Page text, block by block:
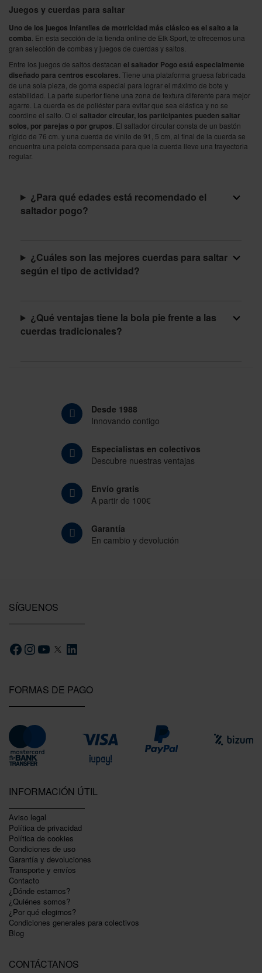
Juegos y cuerdas para saltar
Uno de los juegos infantiles de motricidad más clásico es el salto a la
comba . En esta sección de la tienda online de Elk Sport, te ofrecemos una
gran selección de combas y juegos de cuerdas y saltos.
Entre los juegos de saltos destacan el saltador Pogo está especialmente
diseñado para centros escolares . Tiene una plataforma gruesa fabricada
de una sola pieza, de goma especial para lograr el máximo de bote y
estabilidad. La parte superior tiene una zona de textura diferente para mejor
agarre. La cuerda es de poliéster para evitar que sea elástica y no se
coordine el salto. O el saltador circular, los participantes pueden saltar
solos, por parejas o por grupos . El saltador circular consta de un bastón
rígido de 76 cm. y una cuerda de vinilo de 91, 5 cm, al final de la cuerda se
encuentra una pelota compensada para que la cuerda lleve una trayectoria
regular.
¿Para qué edades está recomendado el
saltador pogo?
¿Cuáles son las mejores cuerdas para saltar
según el tipo de actividad?
¿Qué ventajas tiene la bola pie frente a las
cuerdas tradicionales?
Desde 1988
Innovando contigo
Especialistas en colectivos
Descubre nuestras ventajas
Envío gratis
A partir de 100€
Garantía
En cambio y devolución
FORMAS DE PAGO
INFORMACIÓN ÚTIL
Aviso legal
Política de privacidad
Polí­tica de cookies
Condiciones de uso
Garantí­a y devoluciones
Transporte y envíos
Contacto
¿Dónde estamos?
¿Quiénes somos?
¿Por qué elegirnos?
Condiciones generales para colectivos
Blog
CONTÁCTANOS
SÍGUENOS